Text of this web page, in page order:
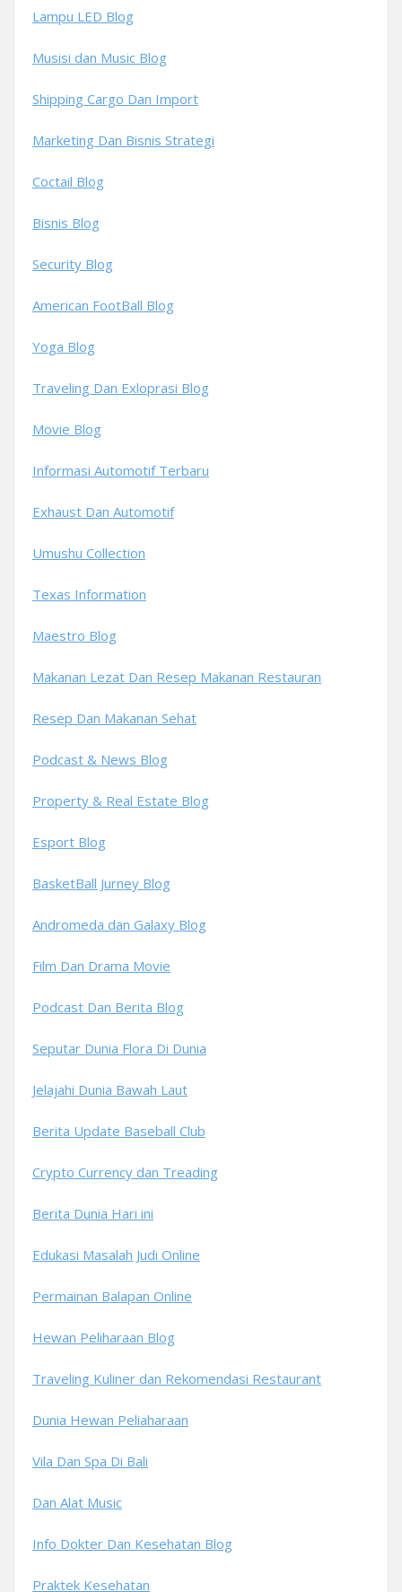
Lampu LED Blog
Musisi dan Music Blog
Shipping Cargo Dan Import
Marketing Dan Bisnis Strategi
Coctail Blog
Bisnis Blog
Security Blog
American FootBall Blog
Yoga Blog
Traveling Dan Exloprasi Blog
Movie Blog
Informasi Automotif Terbaru
Exhaust Dan Automotif
Umushu Collection
Texas Information
Maestro Blog
Makanan Lezat Dan Resep Makanan Restauran
Resep Dan Makanan Sehat
Podcast & News Blog
Property & Real Estate Blog
Esport Blog
BasketBall Jurney Blog
Andromeda dan Galaxy Blog
Film Dan Drama Movie
Podcast Dan Berita Blog
Seputar Dunia Flora Di Dunia
Jelajahi Dunia Bawah Laut
Berita Update Baseball Club
Crypto Currency dan Treading
Berita Dunia Hari ini
Edukasi Masalah Judi Online
Permainan Balapan Online
Hewan Peliharaan Blog
Traveling Kuliner dan Rekomendasi Restaurant
Dunia Hewan Peliaharaan
Vila Dan Spa Di Bali
Dan Alat Music
Info Dokter Dan Kesehatan Blog
Praktek Kesehatan